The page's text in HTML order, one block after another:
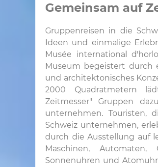
Gemeinsam auf
Gruppenreisen in die
Ideen und einmalige
Musée international
Museum begeistert durch
und architektonisches
2000 Quadratmetern
Zeitmesser" Gruppen
unternehmen. Touristen,
Schweiz unternehmen,
durch die Ausstellung auf
Maschinen,
Sonnenuhren und